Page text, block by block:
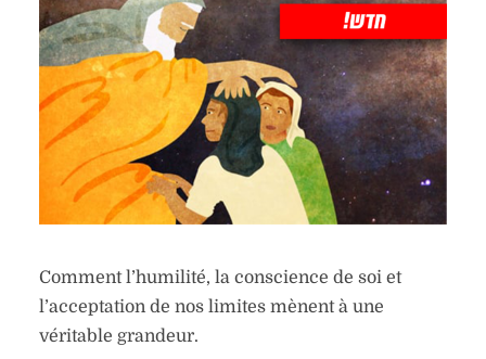
Comment l’humilité, la conscience de soi et
l’acceptation de nos limites mènent à une
véritable grandeur.